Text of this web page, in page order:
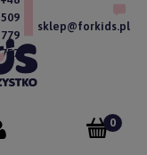
509
779
757
sklep@forkids.pl